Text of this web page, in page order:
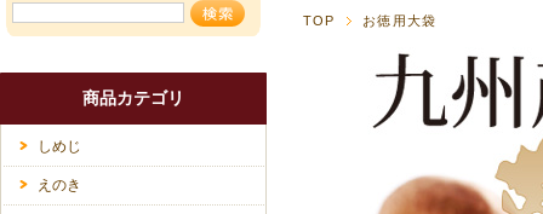
TOP お徳用大袋
商品カテゴリ
しめじ
えのき